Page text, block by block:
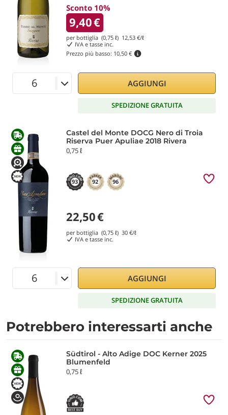
Sconto 10%
9,40€
per bottiglia (0,75 ℓ) 12,53 €/ℓ
IVA e tasse inc.
Prezzo più basso: 10,50 €
AGGIUNGI
SPEDIZIONE GRATUITA
Castel del Monte DOCG Nero di Troia
Riserva Puer Apuliae 2018 Rivera
0,75 ℓ
93 92 96
22,50€
per bottiglia (0,75 ℓ) 30 €/ℓ
IVA e tasse inc.
AGGIUNGI
SPEDIZIONE GRATUITA
Potrebbero interessarti anche
Südtirol - Alto Adige DOC Kerner 2025
Blumenfeld
0,75 ℓ